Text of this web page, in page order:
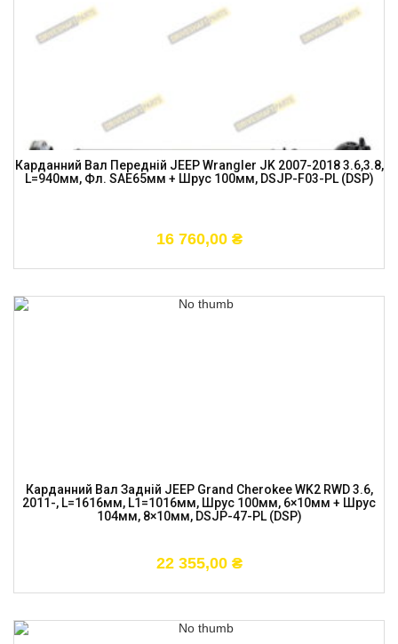
Карданний Вал Передній JEEP Wrangler JK 2007-2018 3.6,3.8,
L=940мм, Фл. SAE65мм + Шрус 100мм, DSJP-F03-PL (DSP)
16 760,00 ₴
Карданний Вал Задній JEEP Grand Cherokee WK2 RWD 3.6,
2011-, L=1616мм, L1=1016мм, Шрус 100мм, 6×10мм + Шрус
104мм, 8×10мм, DSJP-47-PL (DSP)
22 355,00 ₴